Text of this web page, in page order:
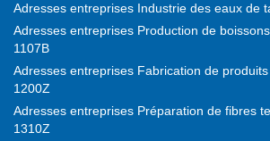
Adresses entreprises Industrie des eaux de
Adresses entreprises Production de
1107B
Adresses entreprises Fabrication de
1200Z
Adresses entreprises Préparation de fibres
1310Z